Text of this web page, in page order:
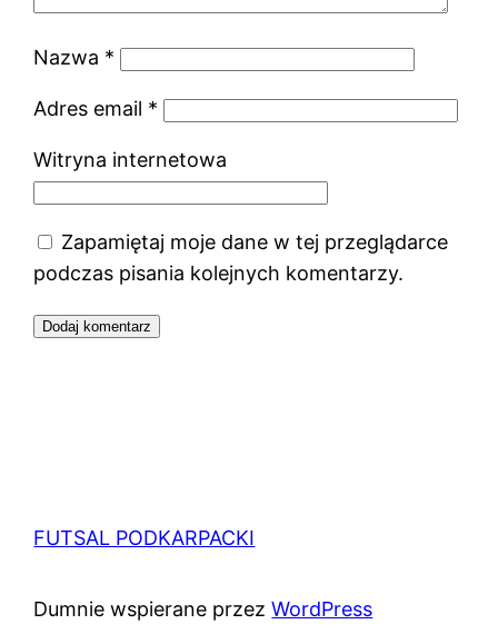
Nazwa *
Adres email *
Witryna internetowa
Zapamiętaj moje dane w tej przeglądarce
podczas pisania kolejnych komentarzy.
FUTSAL PODKARPACKI
Dumnie wspierane przezWordPress